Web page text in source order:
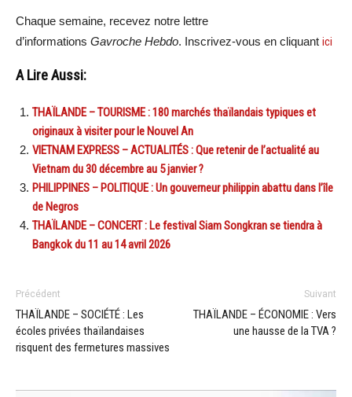
Chaque semaine, recevez notre lettre
d’informations Gavroche Hebdo. Inscrivez-vous en cliquant ici
A Lire Aussi:
THAÏLANDE – TOURISME : 180 marchés thaïlandais typiques et
originaux à visiter pour le Nouvel An
VIETNAM EXPRESS – ACTUALITÉS : Que retenir de l’actualité au
Vietnam du 30 décembre au 5 janvier ?
PHILIPPINES – POLITIQUE : Un gouverneur philippin abattu dans l’île
de Negros
THAÏLANDE – CONCERT : Le festival Siam Songkran se tiendra à
Bangkok du 11 au 14 avril 2026
Précédent
THAÏLANDE – SOCIÉTÉ : Les
écoles privées thaïlandaises
risquent des fermetures massives
Suivant
THAÏLANDE – ÉCONOMIE : Vers
une hausse de la TVA ?